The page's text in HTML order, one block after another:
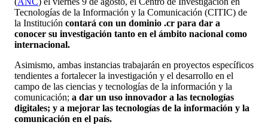
Tecnologías de la Información y la Comunicación (CITIC) de
la Institución contará con un dominio .cr para dar a
conocer su investigación tanto en el ámbito nacional como
internacional.
Asimismo, ambas instancias trabajarán en proyectos específicos
tendientes a fortalecer la investigación y el desarrollo en el
campo de las ciencias y tecnologías de la información y la
comunicación; a dar un uso innovador a las tecnologías
digitales; y a mejorar las tecnologías de la información y la
comunicación en el país.